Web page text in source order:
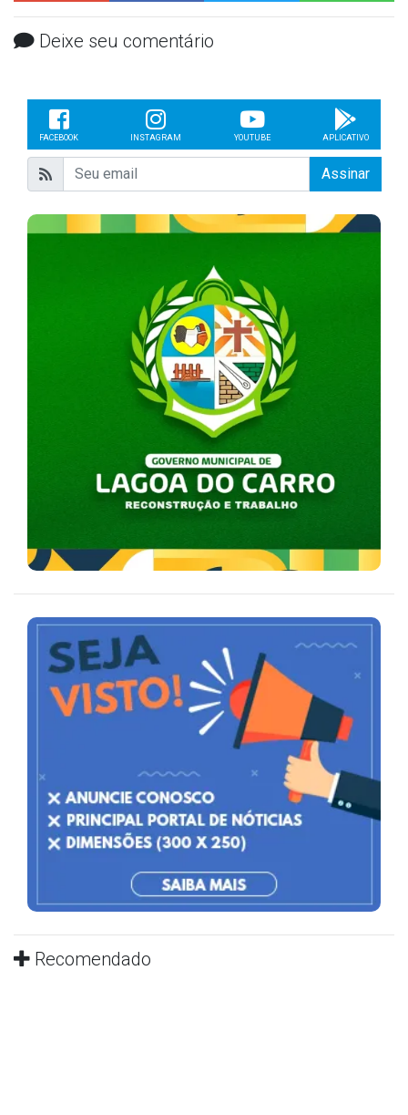
Deixe seu comentário
FACEBOOK INSTAGRAM YOUTUBE APLICATIVO
Assinar
Recomendado